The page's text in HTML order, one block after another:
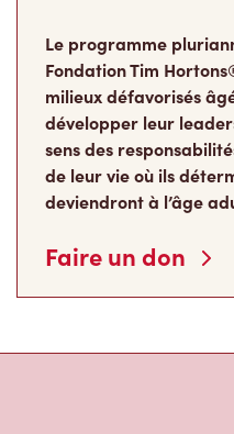
Fondation Tim
milieux défavorisés
développer leur
sens des
de leur vie où ils
deviendront à l’âge
Faire un don